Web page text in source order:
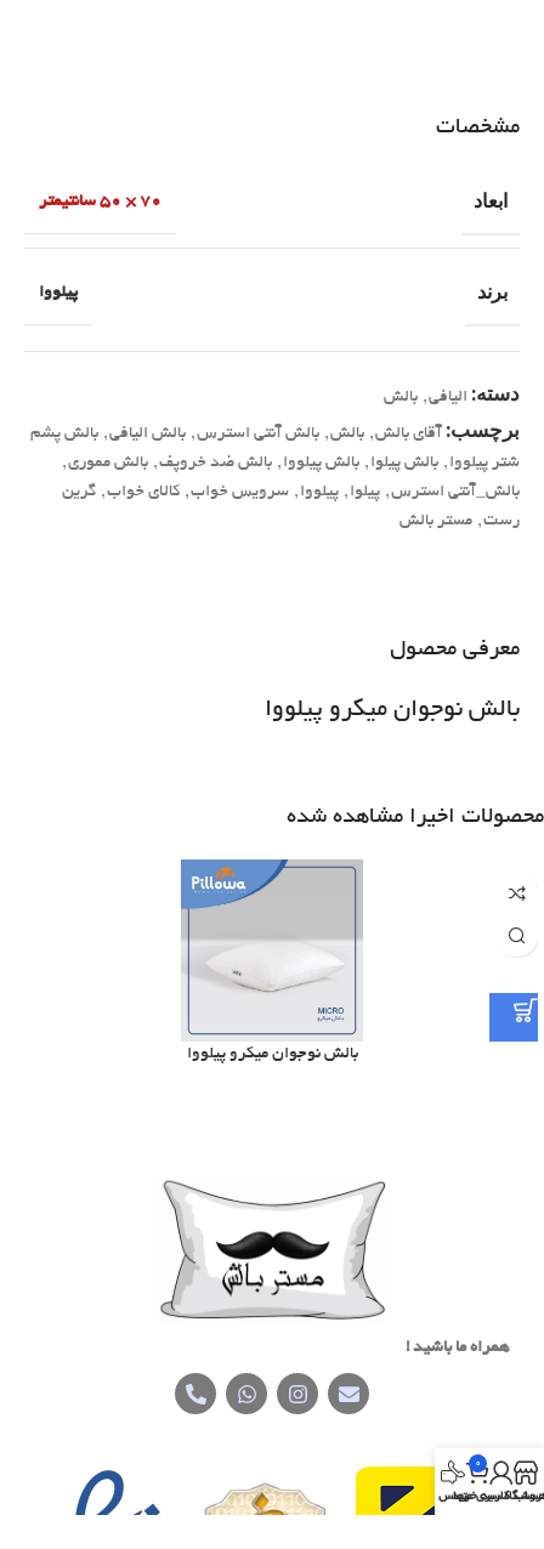
معرفی محصول
بالش نوجوان میکرو پیلووا
مشخصات
ابعاد 70 × 50 سانتیمتر
برند پیلووا
دسته: الیافی, بالش
برچسب: آقای بالش, بالش, بالش آنتی استرس, بالش الیافی, بالش پشم
شتر پیلووا , بالش پیلوا , بالش پیلووا , بالش ضد خروپف, بالش مموری,
بالش_آنتی استرس, پیلوا , پیلووا , سرویس خواب, کالای خواب, گرین
رست, مستر بالش
محصولات اخیرا مشاهده شده
بالش نوجوان میکرو پیلووا
همراه ما باشید !
حساب کاربری من
0
سبد خریدتماس